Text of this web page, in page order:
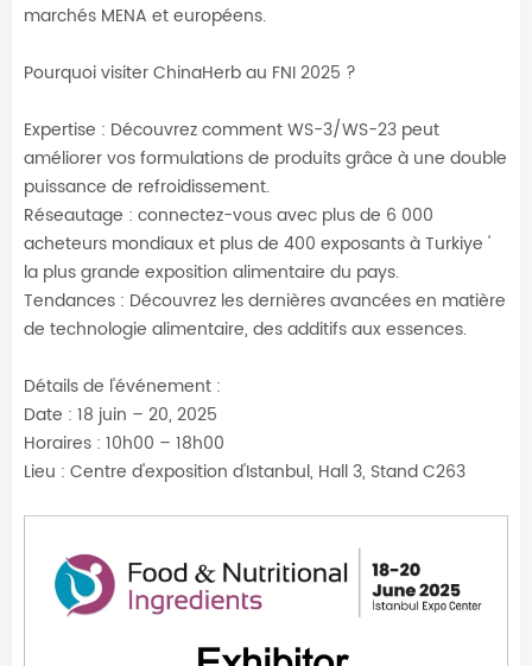
marchés MENA et européens.
Pourquoi visiter ChinaHerb au FNI 2025 ?
Expertise : Découvrez comment WS-3/WS-23 peut
améliorer vos formulations de produits grâce à une double
puissance de refroidissement.
Réseautage : connectez-vous avec plus de 6 000
acheteurs mondiaux et plus de 400 exposants à Turkiye '
la plus grande exposition alimentaire du pays.
Tendances : Découvrez les dernières avancées en matière
de technologie alimentaire, des additifs aux essences.
Détails de l'événement :
Date : 18 juin – 20, 2025
Horaires : 10h00 – 18h00
Lieu : Centre d'exposition d'Istanbul, Hall 3, Stand C263